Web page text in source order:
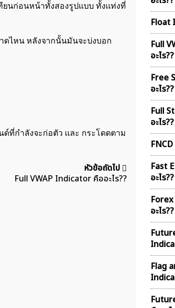
ยนก่อนหน้าทั้งสองรูปแบบ ทั้งเเท่งที่
ดไหน หลังจากนั้นมันจะบ่งบอก
ด์ที่กำลังจะก่อตัว เเละ กระโดดตาม
หัวข้อถัดไป
Full VWAP Indicator คืออะไร??
Float
Full
อะไร??
Free
อะไร??
Full
อะไร??
Fast
อะไร??
อะไร??
Flag